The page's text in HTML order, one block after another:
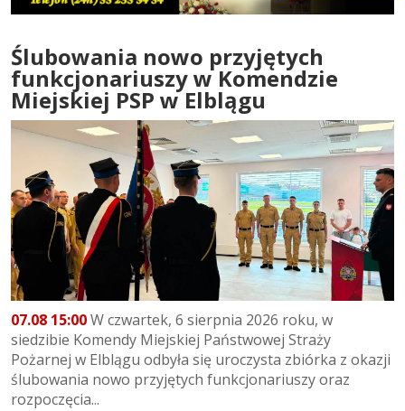
Ślubowania nowo przyjętych
funkcjonariuszy w Komendzie
Miejskiej PSP w Elblągu
07.08 15:00W czwartek, 6 sierpnia 2026 roku, w
siedzibie Komendy Miejskiej Państwowej Straży
Pożarnej w Elblągu odbyła się uroczysta zbiórka z okazji
ślubowania nowo przyjętych funkcjonariuszy oraz
rozpoczęcia...